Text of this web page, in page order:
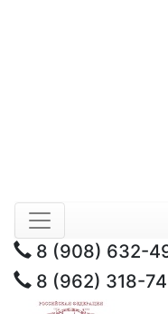
8 (908) 632-
8 (962) 318-